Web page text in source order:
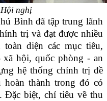
nghị
Bình đã tập trung lãnh
trị và đạt được nhiều
diện các mục tiêu,
hội, quốc phòng - an
hệ thống chính trị đề
thành trong đó có
Đặc biệt, chỉ tiêu về thu